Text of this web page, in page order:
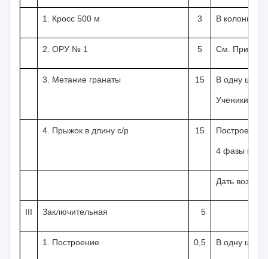
1. Кросс 500 м 3 В колонну
2. ОРУ № 1 5 См.
3. Метание гра­наты 15 В одну
Ученики
4. Прыжок в длину с/р 15 Построение
4 фазы
Дать
III Заключительная 5
1. Построение 0,5 В одну